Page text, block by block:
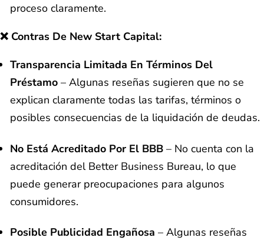
proceso claramente.
❌ Contras De New Start Capital:
Transparencia Limitada En Términos Del
Préstamo – Algunas reseñas sugieren que no se
explican claramente todas las tarifas, términos o
posibles consecuencias de la liquidación de deudas.
No Está Acreditado Por El BBB – No cuenta con la
acreditación del Better Business Bureau, lo que
puede generar preocupaciones para algunos
consumidores.
Posible Publicidad Engañosa – Algunas reseñas